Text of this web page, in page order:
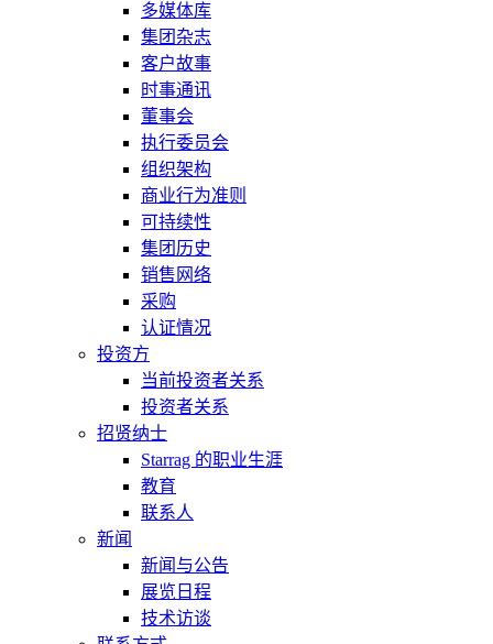
多媒体库
集团杂志
客户故事
时事通讯
董事会
执行委员会
组织架构
商业行为准则
可持续性
集团历史
销售网络
采购
认证情况
投资方
当前投资者关系
投资者关系
招贤纳士
Starrag 的职业生涯
教育
联系人
新闻
新闻与公告
展览日程
技术访谈